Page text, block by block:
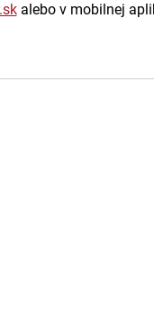
alebo v mobilnej